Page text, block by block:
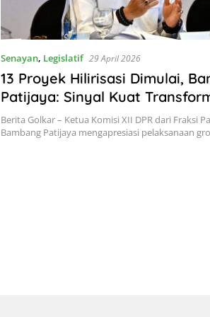
Senayan, Legislatif 29 April 2026
13 Proyek Hilirisasi Dimulai,
Patijaya: Sinyal Kuat
Ekonomi Nasional
Berita Golkar – Ketua Komisi XII DPR dari Fraksi
Bambang Patijaya mengapresiasi pelaksanaan